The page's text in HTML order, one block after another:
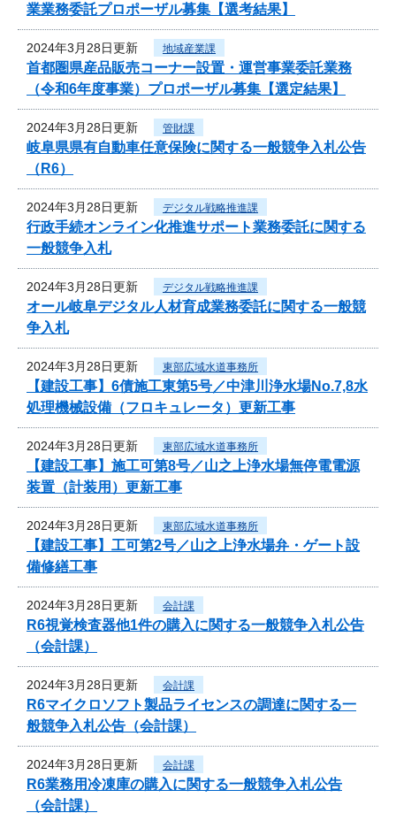
業業務委託プロポーザル募集【選考結果】
2024年3月28日更新 地域産業課
首都圏県産品販売コーナー設置・運営事業委託業務
（令和6年度事業）プロポーザル募集【選定結果】
2024年3月28日更新 管財課
岐阜県県有自動車任意保険に関する一般競争入札公告
（R6）
2024年3月28日更新 デジタル戦略推進課
行政手続オンライン化推進サポート業務委託に関する
一般競争入札
2024年3月28日更新 デジタル戦略推進課
オール岐阜デジタル人材育成業務委託に関する一般競
争入札
2024年3月28日更新 東部広域水道事務所
【建設工事】6債施工東第5号／中津川浄水場No.7,8水
処理機械設備（フロキュレータ）更新工事
2024年3月28日更新 東部広域水道事務所
【建設工事】施工可第8号／山之上浄水場無停電電源
装置（計装用）更新工事
2024年3月28日更新 東部広域水道事務所
【建設工事】工可第2号／山之上浄水場弁・ゲート設
備修繕工事
2024年3月28日更新 会計課
R6視覚検査器他1件の購入に関する一般競争入札公告
（会計課）
2024年3月28日更新 会計課
R6マイクロソフト製品ライセンスの調達に関する一
般競争入札公告（会計課）
2024年3月28日更新 会計課
R6業務用冷凍庫の購入に関する一般競争入札公告
（会計課）